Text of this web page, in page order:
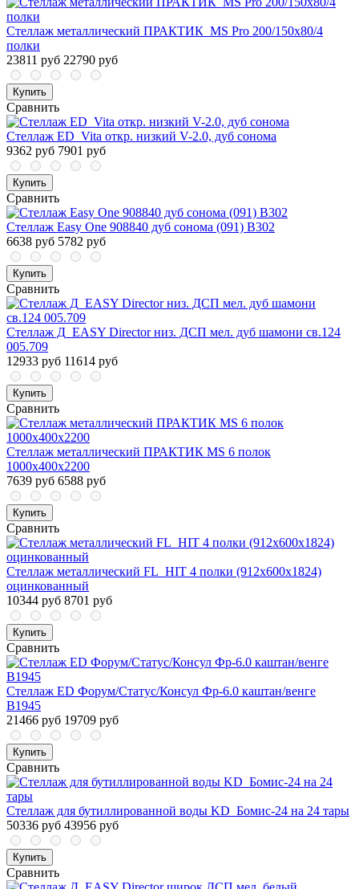
Стеллаж металлический ПРАКТИК_MS Pro 200/150x80/4
полки
23811 руб 22790 руб
Купить
Сравнить
Стеллаж ED_Vita откр. низкий V-2.0, дуб сонома
9362 руб 7901 руб
Купить
Сравнить
Стеллаж Easy One 908840 дуб сонома (091) В302
6638 руб 5782 руб
Купить
Сравнить
Стеллаж Д_EASY Director низ. ДСП мел. дуб шамони св.124
005.709
12933 руб 11614 руб
Купить
Сравнить
Стеллаж металлический ПРАКТИК MS 6 полок
1000х400х2200
7639 руб 6588 руб
Купить
Сравнить
Стеллаж металлический FL_HIT 4 полки (912х600х1824)
оцинкованный
10344 руб 8701 руб
Купить
Сравнить
Стеллаж ED Форум/Статус/Консул Фр-6.0 каштан/венге
В1945
21466 руб 19709 руб
Купить
Сравнить
Стеллаж для бутиллированной воды KD_Бомис-24 на 24 тары
50336 руб 43956 руб
Купить
Сравнить